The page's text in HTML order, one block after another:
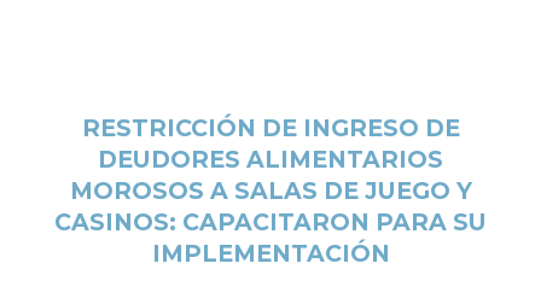
RESTRICCIÓN DE INGRESO DE
DEUDORES ALIMENTARIOS
MOROSOS A SALAS DE JUEGO Y
CASINOS: CAPACITARON PARA SU
IMPLEMENTACIÓN